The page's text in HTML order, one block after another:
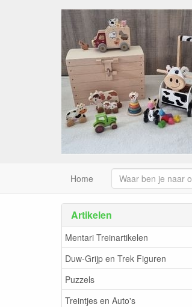
Home
Artikelen
Mentari Treinartikelen
Duw-Grijp en Trek Figuren
Puzzels
Treintjes en Auto's